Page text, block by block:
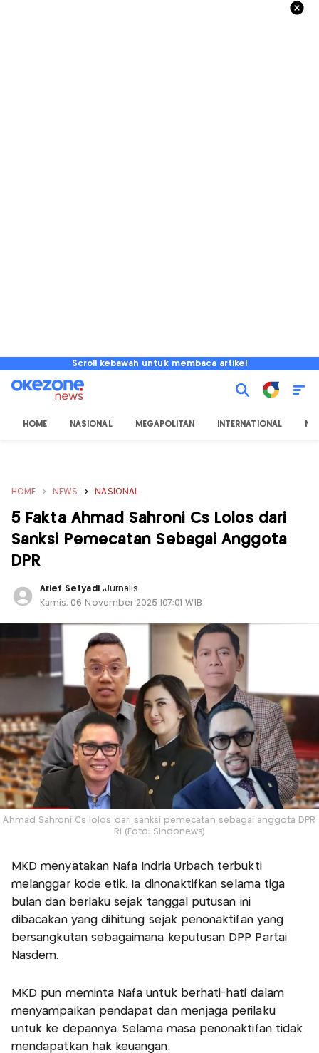
Scroll kebawah untuk membaca artikel
HOME NASIONAL MEGAPOLITAN INTERNATIONAL
HOME NEWS NASIONAL
5 Fakta Ahmad Sahroni Cs Lolos dari
Sanksi Pemecatan Sebagai Anggota
DPR
Arief Setyadi ,Jurnalis
Kamis, 06 November 2025 |07:01 WIB
Ahmad Sahroni Cs lolos dari sanksi pemecatan sebagai anggota DPR
RI (Foto: Sindonews)
MKD menyatakan Nafa Indria Urbach terbukti
melanggar kode etik. Ia dinonaktifkan selama tiga
bulan dan berlaku sejak tanggal putusan ini
dibacakan yang dihitung sejak penonaktifan yang
bersangkutan sebagaimana keputusan DPP Partai
Nasdem.
MKD pun meminta Nafa untuk berhati-hati dalam
menyampaikan pendapat dan menjaga perilaku
untuk ke depannya. Selama masa penonaktifan tidak
mendapatkan hak keuangan.